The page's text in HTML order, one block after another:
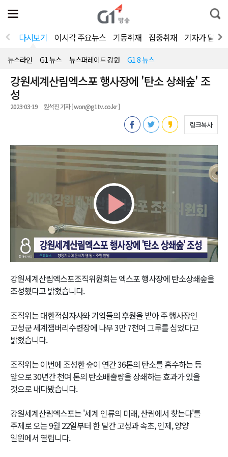
전
체
뉴
열
통
합
색
다시보기 이시각 주요뉴스 기동취재 집중취재 기자가 달려
뉴스라인 G1 뉴스 뉴스퍼레이드 강원 G1 8 뉴스
강원세계산림엑스포 행사장에 '탄소 상쇄숲' 조
성
2023-03-19 원석진 기자 [ won@g1tv.co.kr ]
링크복사
Play
Video
강원세계산림엑스포조직위원회는 엑스포 행사장에 탄소상쇄숲을
조성했다고 밝혔습니다.
조직위는 대한적십자사와 기업들의 후원을 받아 주 행사장인
고성군 세계잼버리수련장에 나무 3만 7천여 그루를 심었다고
밝혔습니다.
조직위는 이번에 조성한 숲이 연간 36톤의 탄소를 흡수하는 등
앞으로 30년간 천여 톤의 탄소배출량을 상쇄하는 효과가 있을
것으로 내다봤습니다.
강원세계산림엑스포는 '세계 인류의 미래, 산림에서 찾는다'를
주제로 오는 9월 22일부터 한 달간 고성과 속초, 인제, 양양
일원에서 열립니다.